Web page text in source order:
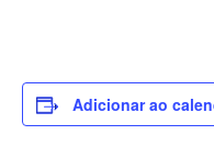
Adicionar ao